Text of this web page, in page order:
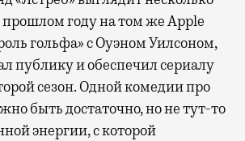
году на том же Apple
гольфа» с Оуэном Уилсоном,
публику и обеспечил сериалу
сезон. Одной комедии про
быть достаточно, но не тут-то
энергии, с которой